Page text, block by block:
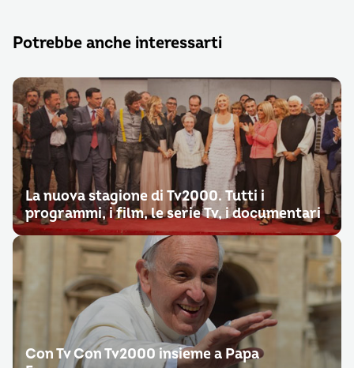
Potrebbe anche interessarti
La nuova stagione di Tv2000. Tutti i
programmi, i film, le serie Tv, i documentari
Con Tv Con Tv2000 insieme a Papa